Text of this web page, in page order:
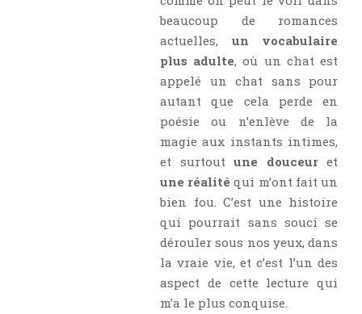
C'est Lundi, Que Lisez-Vous ?beaucoup de romances
actuelles, un vocabulaire
plus adulte, où un chat est
appelé un chat sans pour
autant que cela perde en
poésie ou n’enlève de la
magie aux instants intimes,
et surtout une douceuret
une réalité qui m’ont fait un
bien fou. C’est une histoire
qui pourrait sans souci se
dérouler sous nos yeux, dans
la vraie vie, et c’est l’un des
aspect de cette lecture qui
m’a le plus conquise.